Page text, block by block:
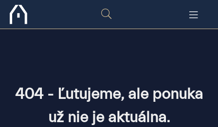
404 - Ľutujeme, ale ponuka
už nie je aktuálna.